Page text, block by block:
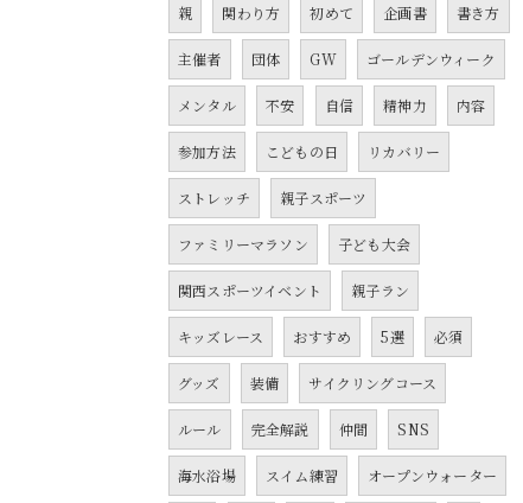
親 関わり方 初めて 企画書 書き方
主催者 団体 GW ゴールデンウィーク
メンタル 不安 自信 精神力 内容
参加方法 こどもの日 リカバリー
ストレッチ 親子スポーツ
ファミリーマラソン 子ども大会
関西スポーツイベント 親子ラン
キッズレース おすすめ 5選 必須
グッズ 装備 サイクリングコース
ルール 完全解説 仲間 SNS
海水浴場 スイム練習 オープンウォーター